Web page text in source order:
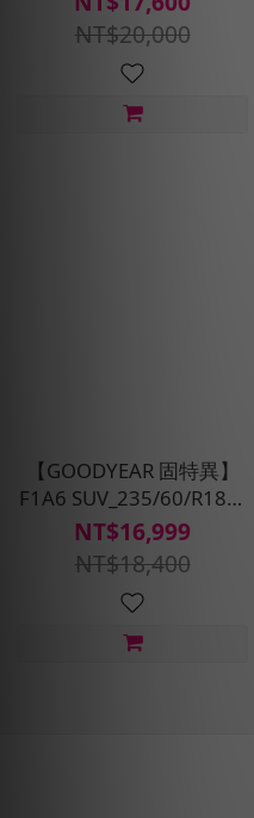
定位平衡)
NT$20,000
【GOODYEAR 固特異】
F1A6 SUV_235/60/R18四
入組輪胎_電車適配(含安裝
定位平衡)
NT$16,999
NT$18,400